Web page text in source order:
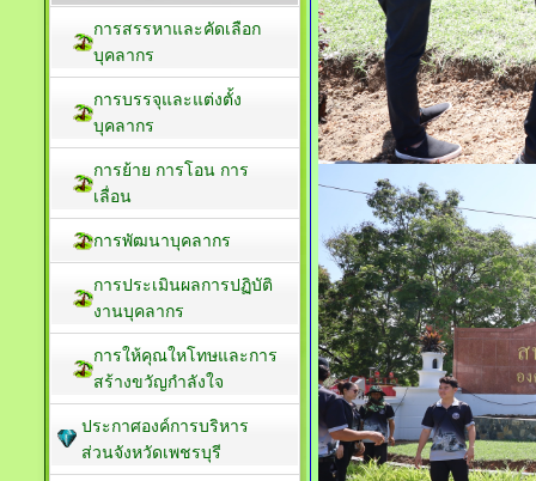
การสรรหาและคัดเลือก
บุคลากร
การบรรจุและแต่งตั้ง
บุคลากร
การย้าย การโอน การ
เลื่อน
การพัฒนาบุคลากร
การประเมินผลการปฏิบัติ
งานบุคลากร
การให้คุณใหโทษและการ
สร้างขวัญกำลังใจ
ประกาศองค์การบริหาร
ส่วนจังหวัดเพชรบุรี